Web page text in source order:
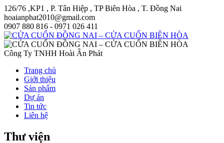
126/76 ,KP1 , P. Tân Hiệp , TP Biên Hòa , T. Đồng Nai
hoaianphat2010@gmail.com
0907 880 816 - 0971 026 411
Công Ty TNHH Hoài Ân Phát
Trang chủ
Giới thiệu
Sản phẩm
Dự án
Tin tức
Liên hệ
Thư viện